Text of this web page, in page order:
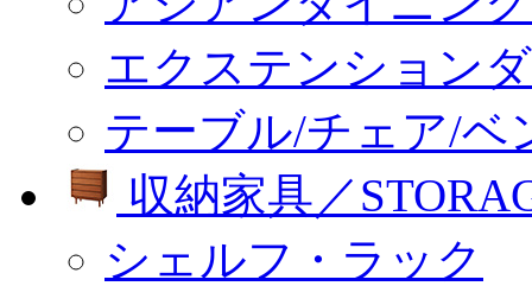
エクステンション
テーブル/チェア/ベ
収納家具／
シェルフ・ラック